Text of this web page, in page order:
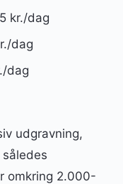
kr./dag
dag
dag
udgravning,
omkring 2.000-